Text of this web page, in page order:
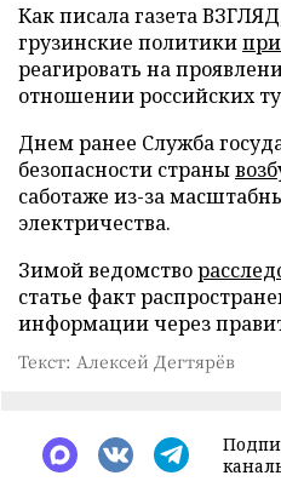
Как писала газета
грузинские политики
реагировать на
отношении российских
Днем ранее Служба
безопасности страны
саботаже из-за
электричества.
Зимой ведомство
статье факт
информации через
Текст: Алексей Дегтярёв